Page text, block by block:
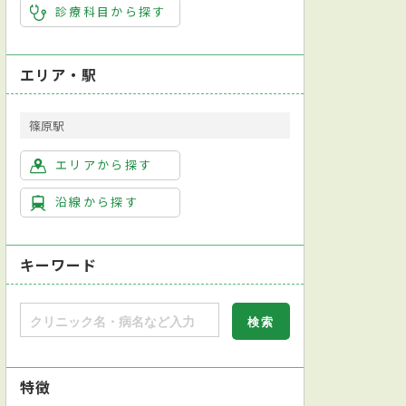
診療科目から探す
エリア・駅
篠原駅
エリアから探す
沿線から探す
キーワード
特徴